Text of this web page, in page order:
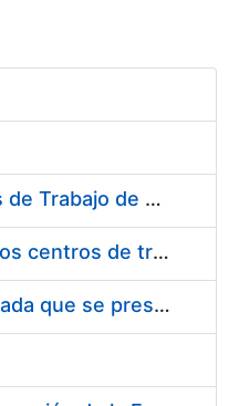
Suministro de Protectores Auditivos a medida para las personas trabajadoras de los Centros de Trabajo de Madrid y Burgos
Suministro de gafas graduadas antiproyecciones para los trabajadores de la FNMT-RCM en los centros de trabajo de Madrid y Burgos
Servicios de una empresa externa para el asesoramiento y resolución de los recursos de alzada que se presentan relacionados con procesos de selección para la FNMT-RCM